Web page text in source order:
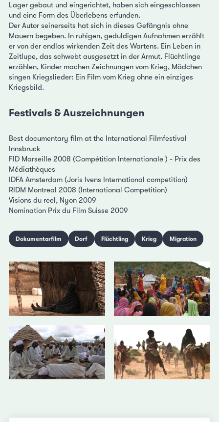
Lager gebaut und eingerichtet, haben sich eingeschlossen
und eine Form des Überlebens erfunden.
Der Autor seinerseits hat sich in dieses Gefängnis ohne
Mauern begeben. In ruhigen, geduldigen Aufnahmen erzählt
er von der endlos wirkenden Zeit des Wartens. Ein Leben in
Zeitlupe, das schwebt ausgesetzt in der Armut. Flüchtlinge
erzählen, Kinder machen Zeichnungen vom Krieg, Mädchen
singen Kriegslieder: Ein Film vom Krieg ohne ein einziges
Kriegsbild.
Festivals & Auszeichnungen
Best documentary film at the International Filmfestival
Innsbruck
FID Marseille 2008 (Compétition Internationale ) - Prix des
Médiathèques
IDFA Amsterdam (Joris Ivens International competition)
RIDM Montreal 2008 (International Competition)
Visions du reel, Nyon 2009
Nomination Prix du Film Suisse 2009
Dokumentarfilm Dorf Flüchtling Krieg Migration